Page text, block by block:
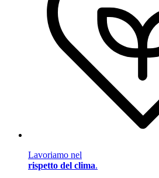
Lavoriamo nel
rispetto del clima.